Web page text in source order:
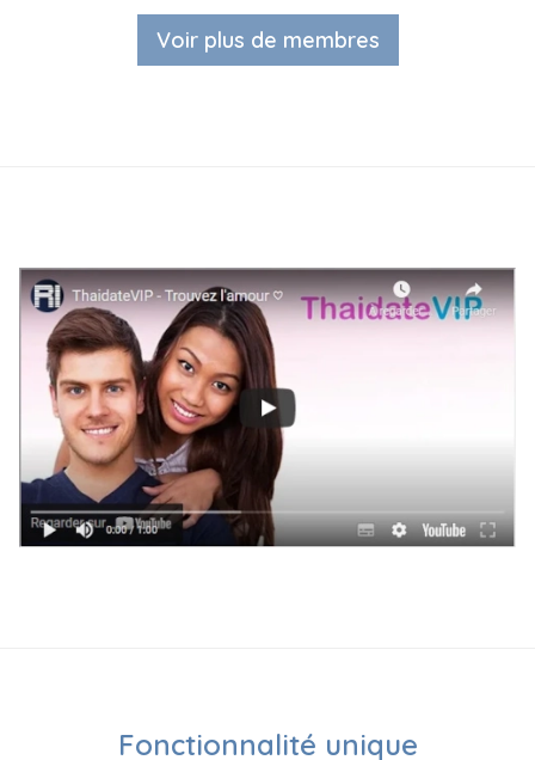
Voir plus de membres
Fonctionnalité unique